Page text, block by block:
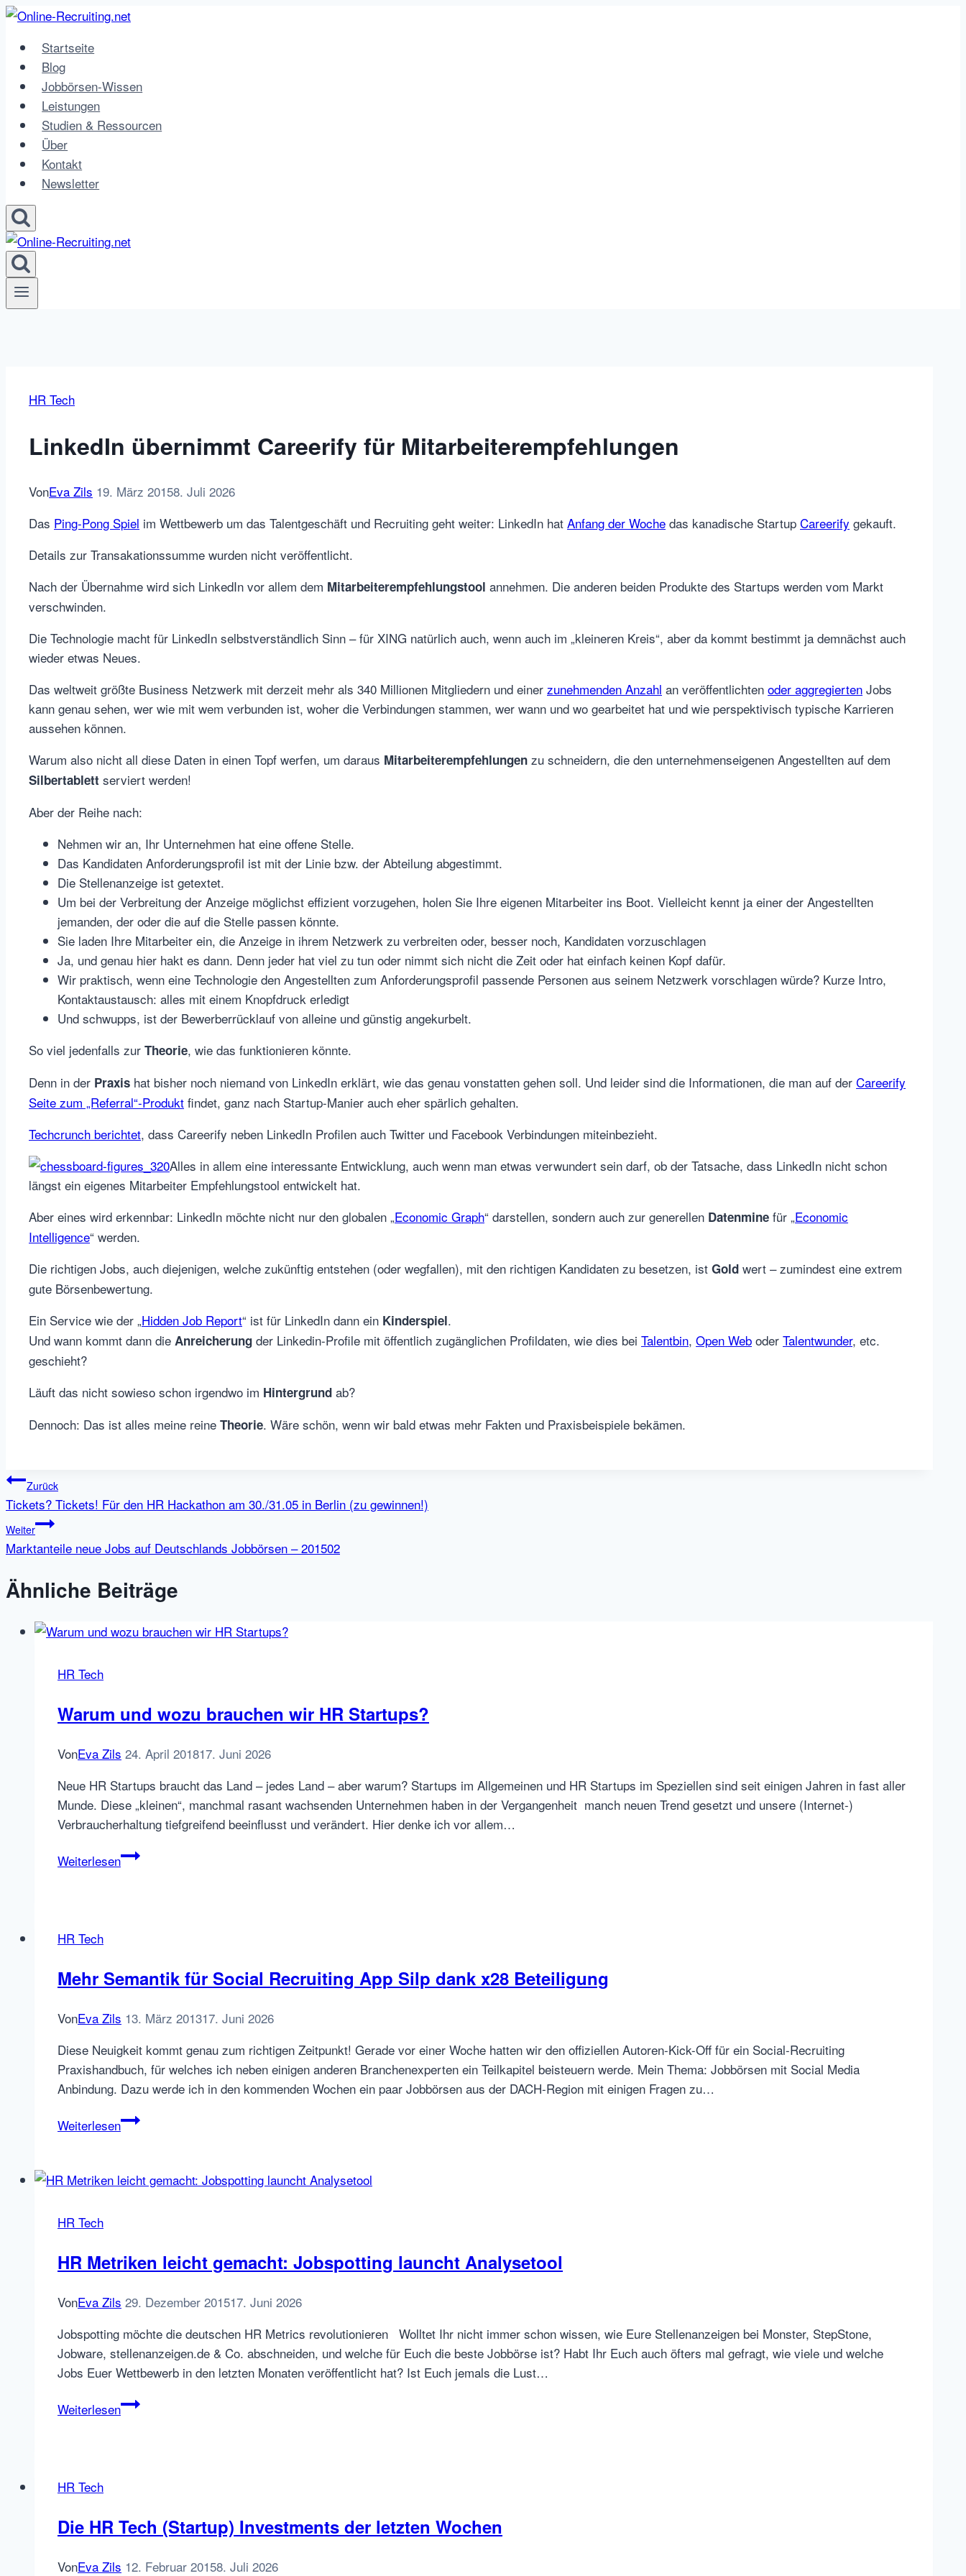
Zum
springenStartseite
Blog
Jobbörsen-Wissen
Leistungen
Studien & Ressourcen
Über
Kontakt
Newsletter
HR Tech
LinkedIn übernimmt Careerify für Mitarbeiterempfehlungen
VonEva Zils 19. März 20158. Juli 2026
Das Ping-Pong Spiel im Wettbewerb um das Talentgeschäft und Recruiting geht weiter: LinkedIn hat Anfang der Woche das kanadische Startup Careerify gekauft.
Details zur Transakationssumme wurden nicht veröffentlicht.
Nach der Übernahme wird sich LinkedIn vor allem dem Mitarbeiterempfehlungstool annehmen. Die anderen beiden Produkte des Startups werden vom Markt
verschwinden.
Die Technologie macht für LinkedIn selbstverständlich Sinn – für XING natürlich auch, wenn auch im „kleineren Kreis“, aber da kommt bestimmt ja demnächst auch
wieder etwas Neues.
Das weltweit größte Business Netzwerk mit derzeit mehr als 340 Millionen Mitgliedern und einer zunehmenden Anzahl an veröffentlichten oder aggregierten Jobs
kann genau sehen, wer wie mit wem verbunden ist, woher die Verbindungen stammen, wer wann und wo gearbeitet hat und wie perspektivisch typische Karrieren
aussehen können.
Warum also nicht all diese Daten in einen Topf werfen, um daraus Mitarbeiterempfehlungen zu schneidern, die den unternehmenseigenen Angestellten auf dem
Silbertablett serviert werden!
Aber der Reihe nach:
Nehmen wir an, Ihr Unternehmen hat eine offene Stelle.
Das Kandidaten Anforderungsprofil ist mit der Linie bzw. der Abteilung abgestimmt.
Die Stellenanzeige ist getextet.
Um bei der Verbreitung der Anzeige möglichst effizient vorzugehen, holen Sie Ihre eigenen Mitarbeiter ins Boot. Vielleicht kennt ja einer der Angestellten
jemanden, der oder die auf die Stelle passen könnte.
Sie laden Ihre Mitarbeiter ein, die Anzeige in ihrem Netzwerk zu verbreiten oder, besser noch, Kandidaten vorzuschlagen
Ja, und genau hier hakt es dann. Denn jeder hat viel zu tun oder nimmt sich nicht die Zeit oder hat einfach keinen Kopf dafür.
Wir praktisch, wenn eine Technologie den Angestellten zum Anforderungsprofil passende Personen aus seinem Netzwerk vorschlagen würde? Kurze Intro,
Kontaktaustausch: alles mit einem Knopfdruck erledigt
Und schwupps, ist der Bewerberrücklauf von alleine und günstig angekurbelt.
So viel jedenfalls zur Theorie, wie das funktionieren könnte.
Denn in der Praxis hat bisher noch niemand von LinkedIn erklärt, wie das genau vonstatten gehen soll. Und leider sind die Informationen, die man auf der Careerify
Seite zum „Referral“-Produkt findet, ganz nach Startup-Manier auch eher spärlich gehalten.
Techcrunch berichtet, dass Careerify neben LinkedIn Profilen auch Twitter und Facebook Verbindungen miteinbezieht.
Alles in allem eine interessante Entwicklung, auch wenn man etwas verwundert sein darf, ob der Tatsache, dass LinkedIn nicht schon
längst ein eigenes Mitarbeiter Empfehlungstool entwickelt hat.
Aber eines wird erkennbar: LinkedIn möchte nicht nur den globalen „Economic Graph“ darstellen, sondern auch zur generellen Datenmine für „Economic
Intelligence“ werden.
Die richtigen Jobs, auch diejenigen, welche zukünftig entstehen (oder wegfallen), mit den richtigen Kandidaten zu besetzen, ist Gold wert – zumindest eine extrem
gute Börsenbewertung.
Ein Service wie der „Hidden Job Report“ ist für LinkedIn dann ein Kinderspiel.
Und wann kommt dann die Anreicherung der Linkedin-Profile mit öffentlich zugänglichen Profildaten, wie dies bei Talentbin, Open Web oder Talentwunder, etc.
geschieht?
Läuft das nicht sowieso schon irgendwo im Hintergrund ab?
Dennoch: Das ist alles meine reine Theorie. Wäre schön, wenn wir bald etwas mehr Fakten und Praxisbeispiele bekämen.
Beitragsnavigation
Zurück
Tickets? Tickets! Für den HR Hackathon am 30./31.05 in Berlin (zu gewinnen!)
Weiter
Marktanteile neue Jobs auf Deutschlands Jobbörsen – 201502
Ähnliche Beiträge
HR Tech
Warum und wozu brauchen wir HR Startups?
VonEva Zils 24. April 201817. Juni 2026
Neue HR Startups braucht das Land – jedes Land – aber warum? Startups im Allgemeinen und HR Startups im Speziellen sind seit einigen Jahren in fast aller
Munde. Diese „kleinen“, manchmal rasant wachsenden Unternehmen haben in der Vergangenheit manch neuen Trend gesetzt und unsere (Internet-)
Verbraucherhaltung tiefgreifend beeinflusst und verändert. Hier denke ich vor allem…
WeiterlesenWarum
Startups?
HR Tech
Mehr Semantik für Social Recruiting App Silp dank x28 Beteiligung
VonEva Zils 13. März 201317. Juni 2026
Diese Neuigkeit kommt genau zum richtigen Zeitpunkt! Gerade vor einer Woche hatten wir den offiziellen Autoren-Kick-Off für ein Social-Recruiting
Praxishandbuch, für welches ich neben einigen anderen Branchenexperten ein Teilkapitel beisteuern werde. Mein Thema: Jobbörsen mit Social Media
Anbindung. Dazu werde ich in den kommenden Wochen ein paar Jobbörsen aus der DACH-Region mit einigen Fragen zu…
WeiterlesenMehr
Social
dank
x28
Beteiligung
HR Tech
HR Metriken leicht gemacht: Jobspotting launcht Analysetool
VonEva Zils 29. Dezember 201517. Juni 2026
Jobspotting möchte die deutschen HR Metrics revolutionieren Wolltet Ihr nicht immer schon wissen, wie Eure Stellenanzeigen bei Monster, StepStone,
Jobware, stellenanzeigen.de & Co. abschneiden, und welche für Euch die beste Jobbörse ist? Habt Ihr Euch auch öfters mal gefragt, wie viele und welche
Jobs Euer Wettbewerb in den letzten Monaten veröffentlicht hat? Ist Euch jemals die Lust…
WeiterlesenHR
Analysetool
HR Tech
Die HR Tech (Startup) Investments der letzten Wochen
VonEva Zils 12. Februar 20158. Juli 2026